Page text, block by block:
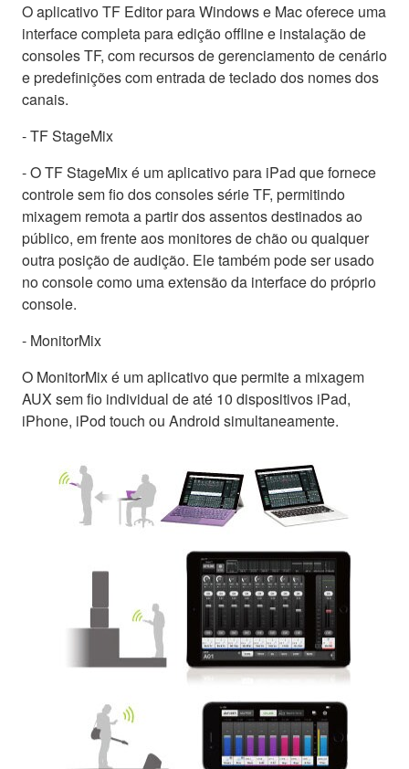
O aplicativo TF Editor para Windows e Mac oferece uma
interface completa para edição offline e instalação de
consoles TF, com recursos de gerenciamento de cenário
e predefinições com entrada de teclado dos nomes dos
canais.
- TF StageMix
- O TF StageMix é um aplicativo para iPad que fornece
controle sem fio dos consoles série TF, permitindo
mixagem remota a partir dos assentos destinados ao
público, em frente aos monitores de chão ou qualquer
outra posição de audição. Ele também pode ser usado
no console como uma extensão da interface do próprio
console.
- MonitorMix
O MonitorMix é um aplicativo que permite a mixagem
AUX sem fio individual de até 10 dispositivos iPad,
iPhone, iPod touch ou Android simultaneamente.